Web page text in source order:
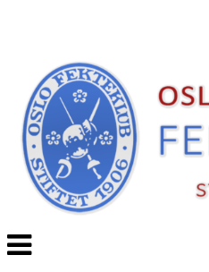
Veksle
navigasjon